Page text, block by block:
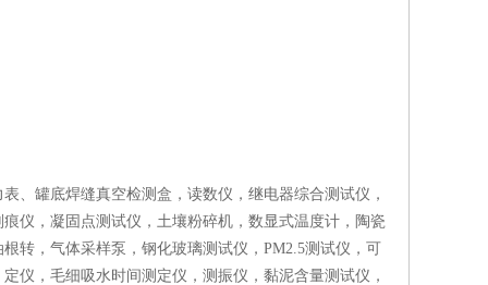
、罐底焊缝真空检测盒，读数仪，继电器综合测试仪，
仪，凝固点测试仪，土壤粉碎机，数显式温度计，陶瓷
转，气体采样泵，钢化玻璃测试仪，PM2.5测试仪，可
仪，毛细吸水时间测定仪，测振仪，黏泥含量测试仪，